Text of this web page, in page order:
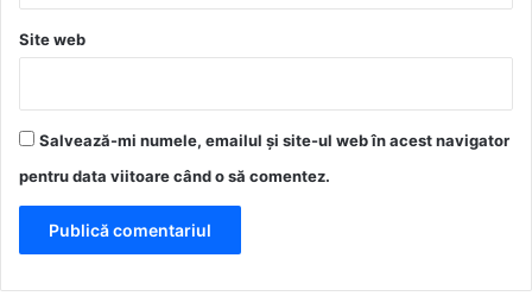
Site web
Salvează-mi numele, emailul și site-ul web în acest navigator
pentru data viitoare când o să comentez.